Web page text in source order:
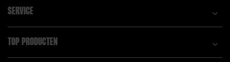
SERVICE
TOP PRODUCTEN